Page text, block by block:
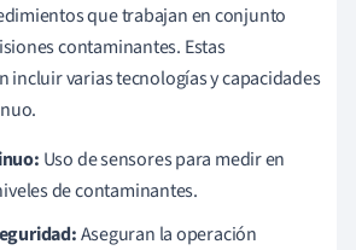
que trabajan en conjunto
contaminantes. Estas
incluir varias tecnologías y capacidades
Uso de sensores para medir en
de contaminantes.
Aseguran la operación